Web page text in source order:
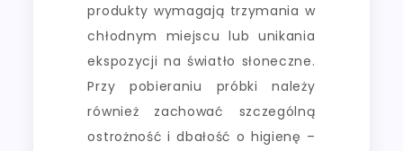
produkty wymagają trzymania w
chłodnym miejscu lub unikania
ekspozycji na światło słoneczne.
Przy pobieraniu próbki należy
również zachować szczególną
ostrożność i dbałość o higienę –